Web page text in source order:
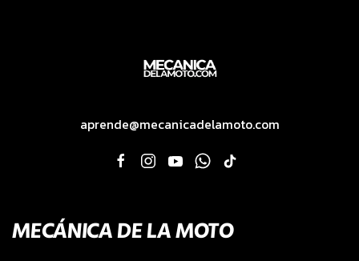
aprende@mecanicadelamoto.com
MECÁNICA DE LA MOTO